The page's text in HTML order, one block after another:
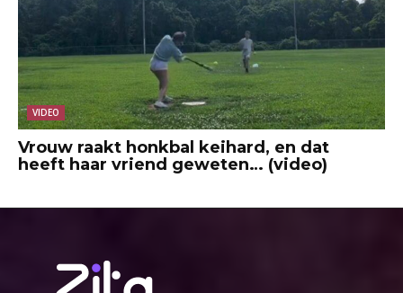
VIDEO
Vrouw raakt honkbal keihard, en dat
heeft haar vriend geweten… (video)